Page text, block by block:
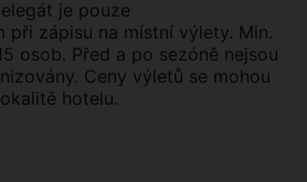
je pouze
při zápisu na místní výlety. Min.
osob. Před a po sezóně nejsou
Ceny výletů se mohou
hotelu.